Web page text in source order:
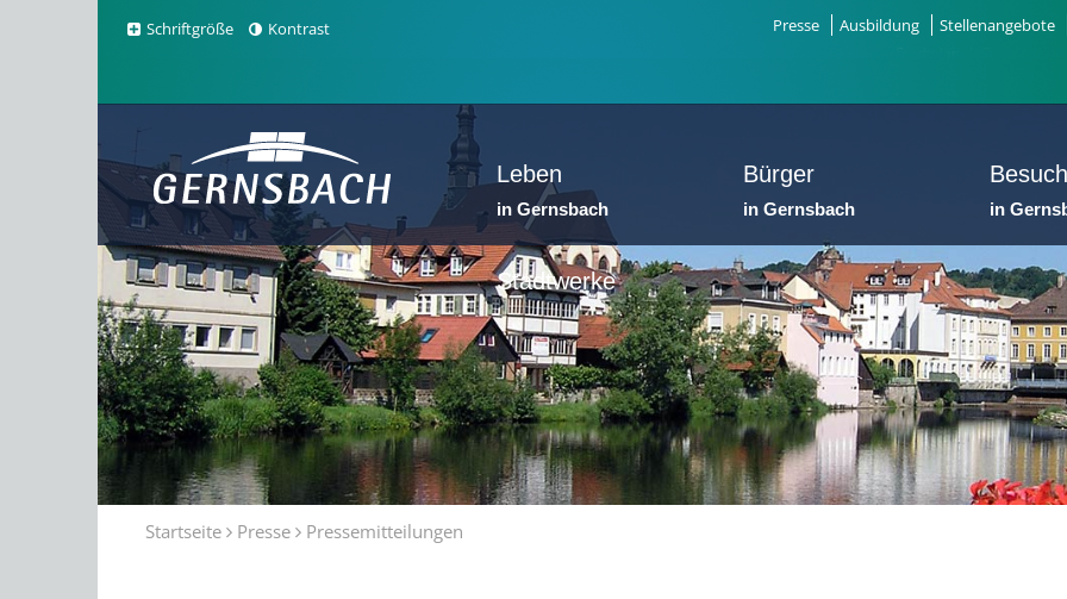
Schriftgröße Kontrast Presse Ausbildung Stellenangebote
Leben
in Gernsbach
Bürger
in Gernsbach in
Stadtwerke
Startseite Presse Pressemitteilungen